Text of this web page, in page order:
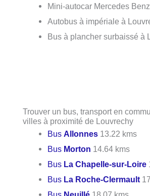
Mini-autocar Mercedes
Autobus à impériale à
Bus à plancher surbaissé à
Trouver un bus, transport en
villes à proximité de Louvrechy
BusAllonnes 13.22 kms
Bus Morton 14.64 kms
Bus La Chapelle-sur-Loire
Bus La Roche-Clermault